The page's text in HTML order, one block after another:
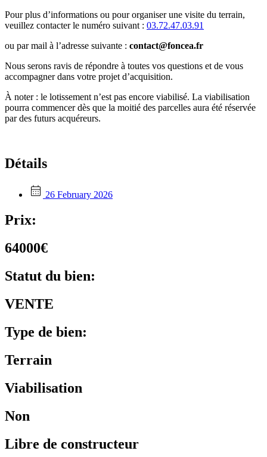
Pour plus d’informations ou pour organiser une visite du terrain,
veuillez contacter le numéro suivant : 03.72.47.03.91
ou par mail à l’adresse suivante : contact@foncea.fr
Nous serons ravis de répondre à toutes vos questions et de vous
accompagner dans votre projet d’acquisition.
À noter : le lotissement n’est pas encore viabilisé. La viabilisation
pourra commencer dès que la moitié des parcelles aura été réservée
par des futurs acquéreurs.
Détails
26 February 2026
Prix:
64000€
Statut du bien:
VENTE
Type de bien:
Terrain
Viabilisation
Non
Libre de constructeur